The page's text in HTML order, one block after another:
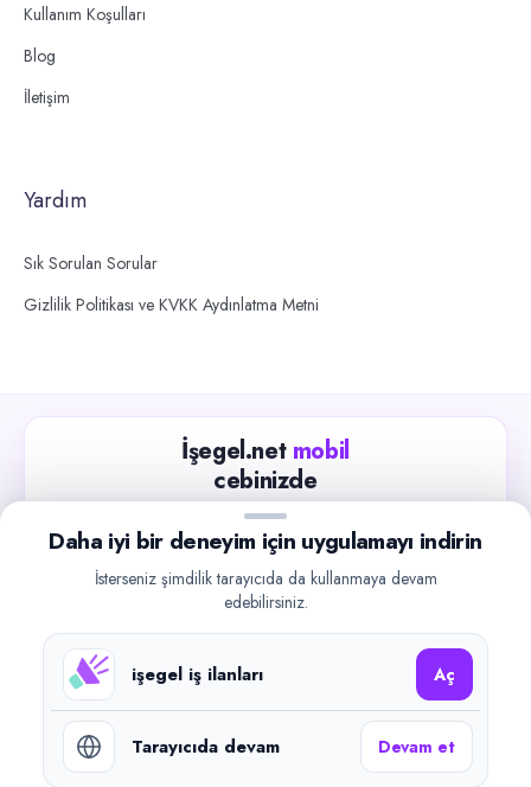
Kullanım Koşulları
Blog
İletişim
Yardım
Sık Sorulan Sorular
Gizlilik Politikası ve KVKK Aydınlatma Metni
İşegel.net mobil
cebinizde
Güncel iş ilanlarını takip edin, işverenlerle hızlıca
iletişime geçin.
Google Play
©2026işegel.net. Tüm hakları saklıdır.
Daha iyi bir deneyim için uygulamayı indirin
İsterseniz şimdilik tarayıcıda da kullanmaya devam
edebilirsiniz.
işegel iş ilanları Aç
Tarayıcıda devam Devam et